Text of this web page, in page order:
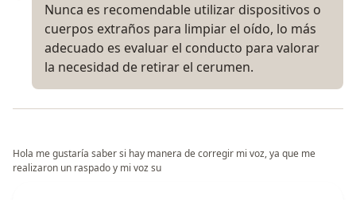
Nunca es recomendable utilizar dispositivos o
cuerpos extraños para limpiar el oído, lo más
adecuado es evaluar el conducto para valorar
la necesidad de retirar el cerumen.
Hola me gustaría saber si hay manera de corregir mi voz, ya que me
realizaron un raspado y mi voz su